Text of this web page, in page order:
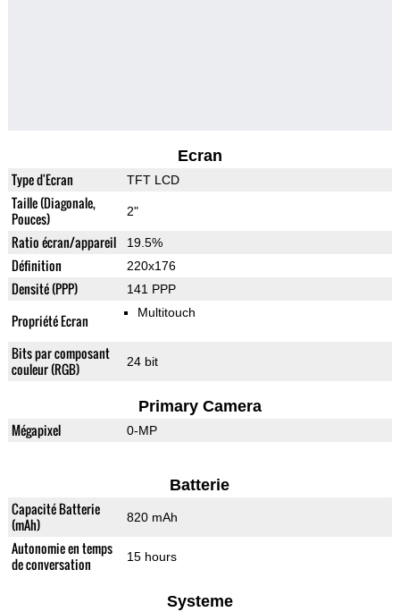
Ecran
Type d'Ecran TFT LCD
Taille (Diagonale,
Pouces)
2"
Ratio écran/appareil 19.5%
Définition 220x176
Densité (PPP) 141 PPP
Propriété Ecran Multitouch
Bits par composant
couleur (RGB)
24 bit
Primary Camera
Mégapixel 0-MP
Batterie
Capacité Batterie
(mAh)
820 mAh
Autonomie en temps
de conversation
15 hours
Systeme